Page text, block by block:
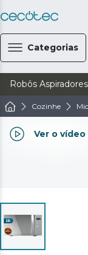
Categorias
Robôs Aspiradores
Cozinhe
Ver o vídeo